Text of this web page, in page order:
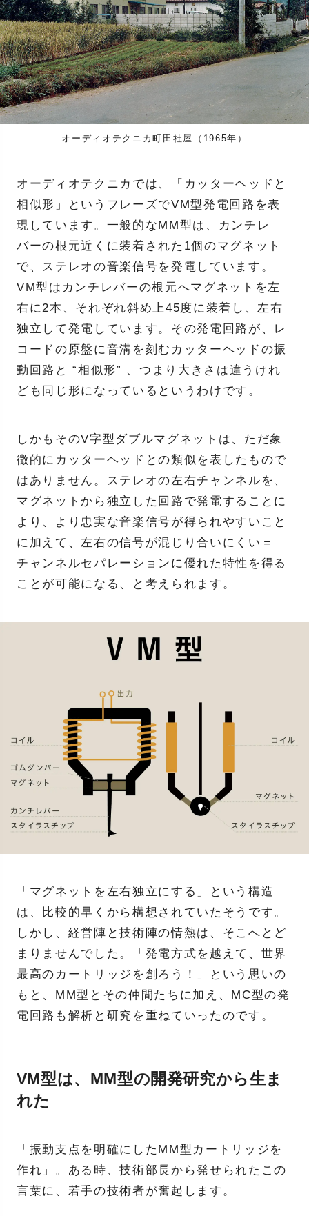
オーディオテクニカ町田社屋（1965年）
オーディオテクニカでは、「カッターヘッドと
相似形」というフレーズでVM型発電回路を表
現しています。一般的なMM型は、カンチレ
バーの根元近くに装着された1個のマグネット
で、ステレオの音楽信号を発電しています。
VM型はカンチレバーの根元へマグネットを左
右に2本、それぞれ斜め上45度に装着し、左右
独立して発電しています。その発電回路が、レ
コードの原盤に音溝を刻むカッターヘッドの振
動回路と “相似形” 、つまり大きさは違うけれ
ども同じ形になっているというわけです。
しかもそのV字型ダブルマグネットは、ただ象
徴的にカッターヘッドとの類似を表したもので
はありません。ステレオの左右チャンネルを、
マグネットから独立した回路で発電することに
より、より忠実な音楽信号が得られやすいこと
に加えて、左右の信号が混じり合いにくい＝
チャンネルセパレーションに優れた特性を得る
ことが可能になる、と考えられます。
「マグネットを左右独立にする」という構造
は、比較的早くから構想されていたそうです。
しかし、経営陣と技術陣の情熱は、そこへとど
まりませんでした。「発電方式を越えて、世界
最高のカートリッジを創ろう！」という思いの
もと、MM型とその仲間たちに加え、MC型の発
電回路も解析と研究を重ねていったのです。
VM型は、MM型の開発研究から生ま
れた
「振動支点を明確にしたMM型カートリッジを
作れ」。ある時、技術部長から発せられたこの
言葉に、若手の技術者が奮起します。